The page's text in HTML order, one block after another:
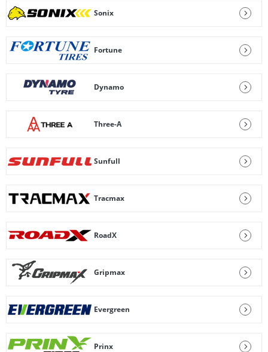
Sonix
Fortune
Dynamo
Three-A
Sunfull
Tracmax
RoadX
Gripmax
Evergreen
Prinx